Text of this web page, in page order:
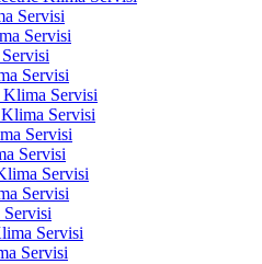
Servisi
Servisi
Servisi
Servisi
Servisi
Servisi
Servisi
Servisi
Servisi
Servisi
Servisi